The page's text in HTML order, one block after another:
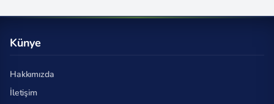
Künye
Hakkımızda
İletişim